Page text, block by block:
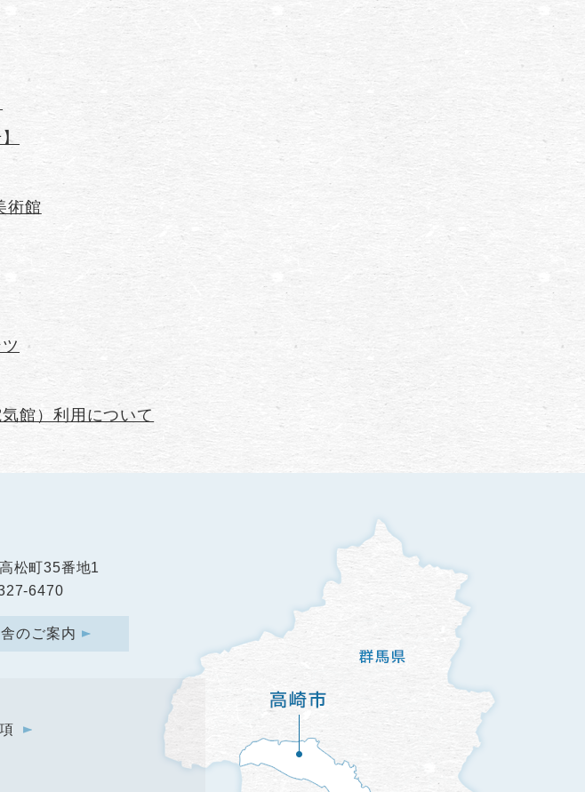
術館
館）利用について
松町35番地1
6470
のご案内